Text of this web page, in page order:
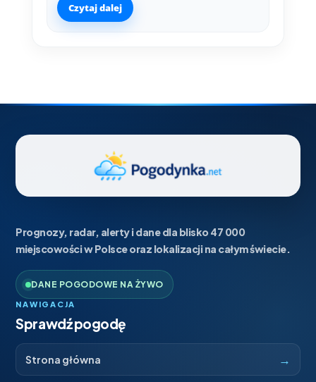
Czytaj dalej
Prognozy, radar, alerty i dane dla blisko 47 000
miejscowości w Polsce oraz lokalizacji na całym świecie.
DANE POGODOWE NA ŻYWO
NAWIGACJA
Sprawdź pogodę
Strona główna →